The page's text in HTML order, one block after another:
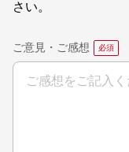
さい。
ご意見・ご感想